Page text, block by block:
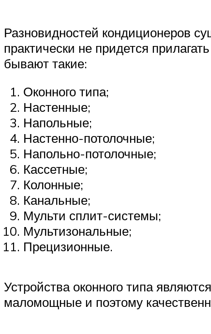
Разновидностей кондиционеров
практически не придется
бывают такие:
Оконного типа;
Настенные;
Напольные;
Настенно-потолочные;
Напольно-потолочные;
Кассетные;
Колонные;
Канальные;
Мульти сплит-системы;
Мультизональные;
Прецизионные.
Устройства оконного типа
маломощные и поэтому